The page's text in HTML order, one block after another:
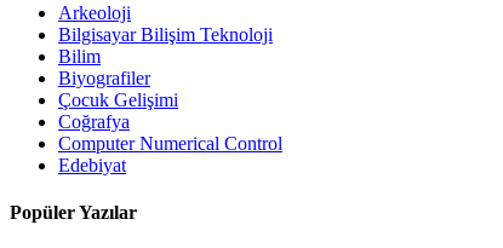
Arkeoloji
Bilgisayar Bilişim Teknoloji
Bilim
Biyografiler
Çocuk Gelişimi
Coğrafya
Computer Numerical Control
Edebiyat
Popüler Yazılar